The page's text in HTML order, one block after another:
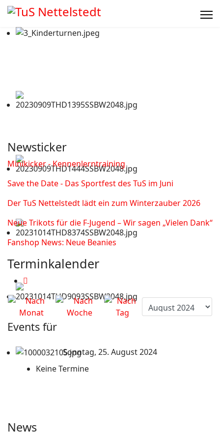
Newsticker
Minikicker - Kennenlerntraining
Save the Date - Das Sportfest des TuS im Juni
Der TuS Nettelstedt lädt ein zum Winterzauber 2026
Neue Trikots für die F-Jugend – Wir sagen „Vielen Dank“
Fanshop News: Neue Beanies
Terminkalender
Events für
Sonntag, 25. August 2024
Keine Termine
News